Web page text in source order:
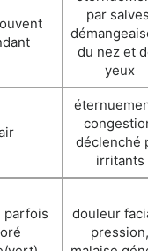
par
du nez et
yeux
déclenché
irritants
parfois
douleur
pression,